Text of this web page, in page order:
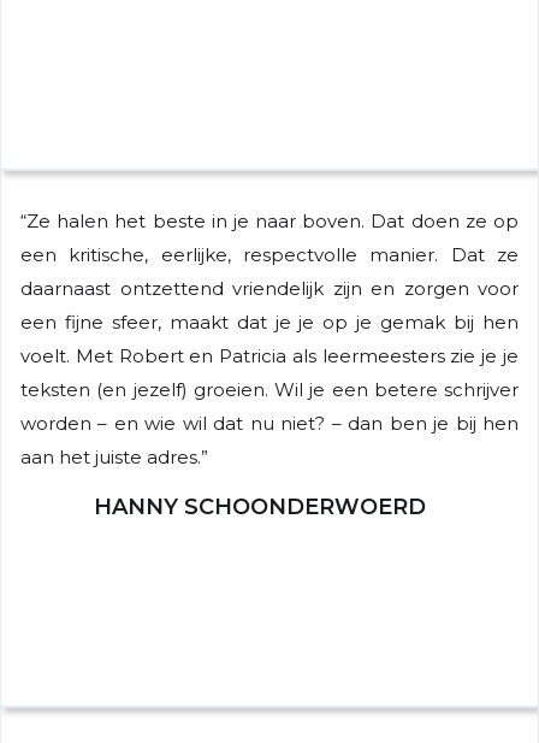
“Ze halen het beste in je naar boven. Dat doen ze op
een kritische, eerlijke, respectvolle manier. Dat ze
daarnaast ontzettend vriendelijk zijn en zorgen voor
een fijne sfeer, maakt dat je je op je gemak bij hen
voelt. Met Robert en Patricia als leermeesters zie je je
teksten (en jezelf) groeien. Wil je een betere schrijver
worden – en wie wil dat nu niet? – dan ben je bij hen
aan het juiste adres.”
HANNY SCHOONDERWOERD